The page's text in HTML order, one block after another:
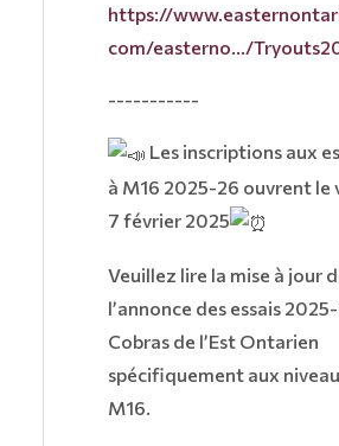
https://
com/easterno.../
-----------
Les inscriptions aux
à M16 2025-26 ouvrent le
7 février 2025
Veuillez lire la mise à jour
l’annonce des essais
Cobras de l’Est Ontarien
spécifiquement aux
M16.